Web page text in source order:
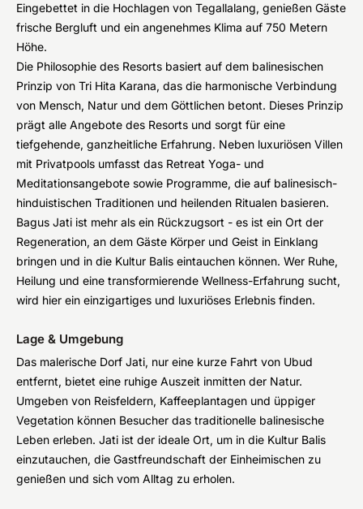
Eingebettet in die Hochlagen von Tegallalang, genießen Gäste
frische Bergluft und ein angenehmes Klima auf 750 Metern
Höhe.
Die Philosophie des Resorts basiert auf dem balinesischen
Prinzip von Tri Hita Karana, das die harmonische Verbindung
von Mensch, Natur und dem Göttlichen betont. Dieses Prinzip
prägt alle Angebote des Resorts und sorgt für eine
tiefgehende, ganzheitliche Erfahrung. Neben luxuriösen Villen
mit Privatpools umfasst das Retreat Yoga- und
Meditationsangebote sowie Programme, die auf balinesisch-
hinduistischen Traditionen und heilenden Ritualen basieren.
Bagus Jati ist mehr als ein Rückzugsort - es ist ein Ort der
Regeneration, an dem Gäste Körper und Geist in Einklang
bringen und in die Kultur Balis eintauchen können. Wer Ruhe,
Heilung und eine transformierende Wellness-Erfahrung sucht,
wird hier ein einzigartiges und luxuriöses Erlebnis finden.
Lage & Umgebung
Das malerische Dorf Jati, nur eine kurze Fahrt von Ubud
entfernt, bietet eine ruhige Auszeit inmitten der Natur.
Umgeben von Reisfeldern, Kaffeeplantagen und üppiger
Vegetation können Besucher das traditionelle balinesische
Leben erleben. Jati ist der ideale Ort, um in die Kultur Balis
einzutauchen, die Gastfreundschaft der Einheimischen zu
genießen und sich vom Alltag zu erholen.